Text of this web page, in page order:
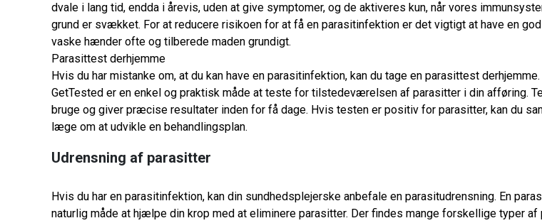
dvale i lang tid, endda i årevis, uden at give symptomer, og de aktiveres kun, når vores
grund er svækket. For at reducere risikoen for at få en parasitinfektion er det vigtigt at have en
vaske hænder ofte og tilberede maden grundigt.
Parasittest derhjemme
Hvis du har mistanke om, at du kan have en parasitinfektion, kan du tage en parasittest
GetTested er en enkel og praktisk måde at teste for tilstedeværelsen af parasitter i din afføring.
bruge og giver præcise resultater inden for få dage. Hvis testen er positiv for parasitter, kan du
læge om at udvikle en behandlingsplan.
Udrensning af parasitter
Hvis du har en parasitinfektion, kan din sundhedsplejerske anbefale en parasitudrensning. En
naturlig måde at hjælpe din krop med at eliminere parasitter. Der findes mange forskellige typer af